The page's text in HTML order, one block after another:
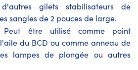
gilets stabilisateurs de
sangles de 2 pouces de large.
Peut être utilisé comme point
du BCD ou comme anneau de
lampes de plongée ou autres